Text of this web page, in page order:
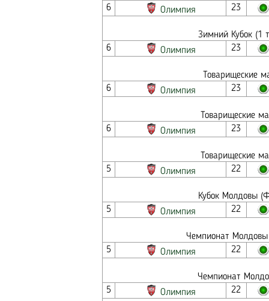
6
Олимпия 23
Зимний Кубок (1
6
Олимпия 23
Товарищеские
6
Олимпия 23
Товарищеские
6
Олимпия 23
Товарищеские
5
Олимпия 22
Кубок Молдовы
5
Олимпия 22
Чемпионат
5
Олимпия 22
Чемпионат
5
Олимпия 22